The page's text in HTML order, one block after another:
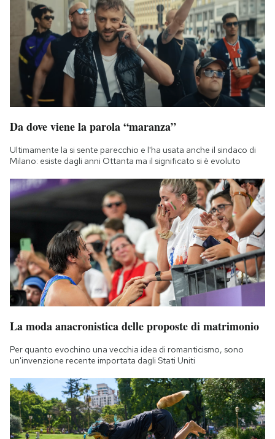
Da dove viene la parola “maranza”
Ultimamente la si sente parecchio e l'ha usata anche il sindaco di
Milano: esiste dagli anni Ottanta ma il significato si è evoluto
La moda anacronistica delle proposte di matrimonio
Per quanto evochino una vecchia idea di romanticismo, sono
un'invenzione recente importata dagli Stati Uniti